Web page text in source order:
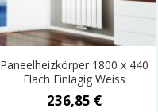
Paneelheizkörper 1800 x 440
Flach Einlagig Weiss
236,85 €